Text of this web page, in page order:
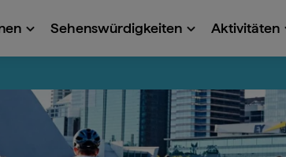
Sehenswürdigkeiten Aktivitäten